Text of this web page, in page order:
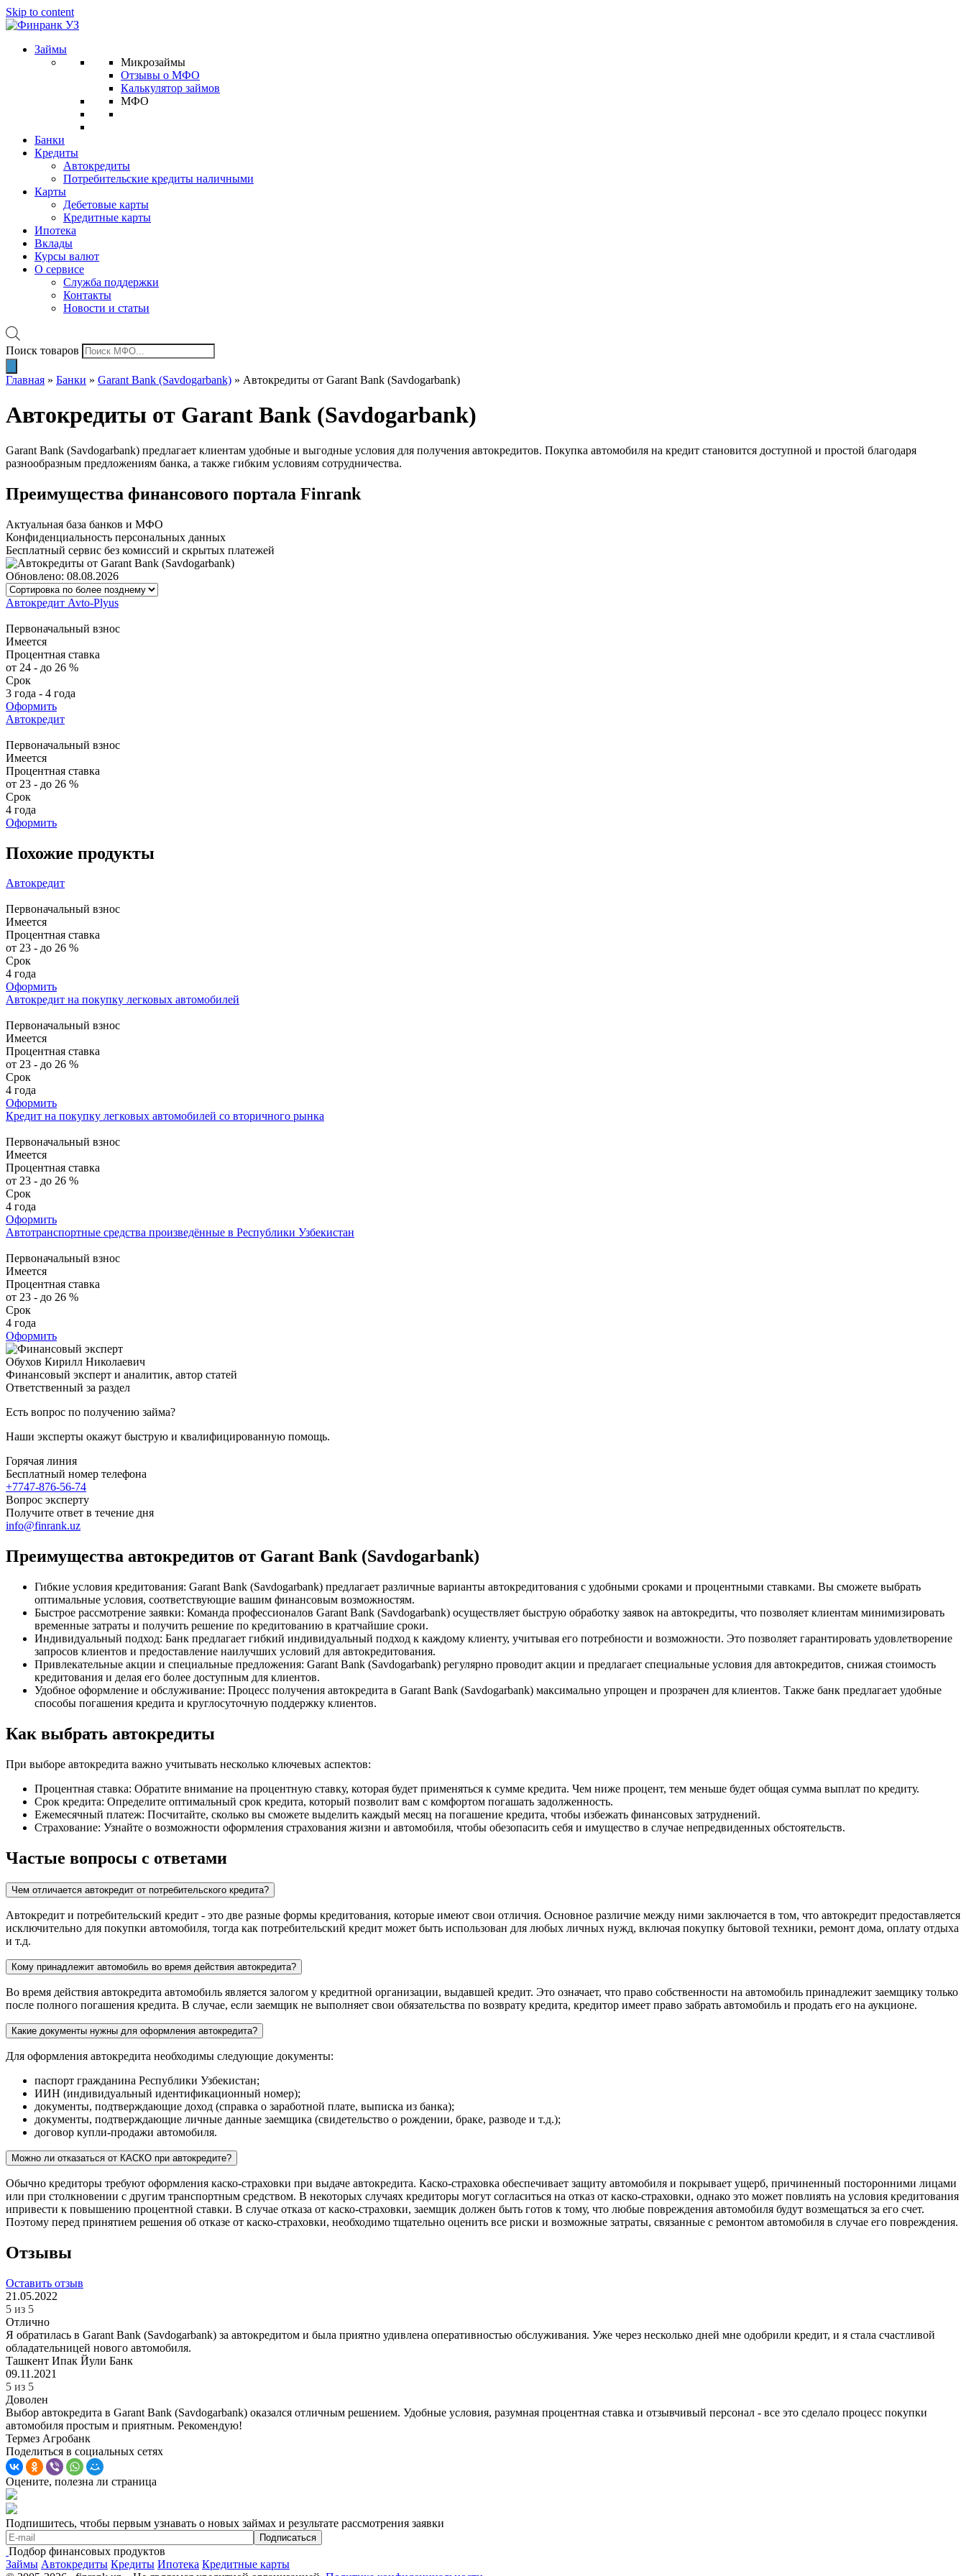
Skip to content
Займы
Микрозаймы
Отзывы о МФО
Калькулятор займов
МФО
Банки
Кредиты
Автокредиты
Потребительские кредиты наличными
Карты
Дебетовые карты
Кредитные карты
Ипотека
Вклады
Курсы валют
О сервисе
Служба поддержки
Контакты
Новости и статьи
Поиск товаров
Главная » Банки » Garant Bank (Savdogarbank) » Автокредиты от Garant Bank (Savdogarbank)
Автокредиты от Garant Bank (Savdogarbank)
Garant Bank (Savdogarbank) предлагает клиентам удобные и выгодные условия для получения автокредитов. Покупка автомобиля на кредит становится доступной и простой благодаря
разнообразным предложениям банка, а также гибким условиям сотрудничества.
Преимущества финансового портала Finrank
Актуальная база банков и МФО
Конфиденциальность персональных данных
Бесплатный сервис без комиссий и скрытых платежей
Обновлено: 08.08.2026
Автокредит Avto-Plyus
Первоначальный взнос
Имеется
Процентная ставка
от 24 - до 26 %
Срок
3 года - 4 года
Оформить
Автокредит
Первоначальный взнос
Имеется
Процентная ставка
от 23 - до 26 %
Срок
4 года
Оформить
Похожие продукты
Автокредит
Первоначальный взнос
Имеется
Процентная ставка
от 23 - до 26 %
Срок
4 года
Оформить
Автокредит на покупку легковых автомобилей
Первоначальный взнос
Имеется
Процентная ставка
от 23 - до 26 %
Срок
4 года
Оформить
Кредит на покупку легковых автомобилей со вторичного рынка
Первоначальный взнос
Имеется
Процентная ставка
от 23 - до 26 %
Срок
4 года
Оформить
Автотранспортные средства произведённые в Республики Узбекистан
Первоначальный взнос
Имеется
Процентная ставка
от 23 - до 26 %
Срок
4 года
Оформить
Обухов Кирилл Николаевич
Финансовый эксперт и аналитик, автор статей
Ответственный за раздел
Есть вопрос по получению займа?
Наши эксперты окажут быструю и квалифицированную помощь.
Горячая линия
Бесплатный номер телефона
+7747-876-56-74
Вопрос эксперту
Получите ответ в течение дня
info@finrank.uz
Преимущества автокредитов от Garant Bank (Savdogarbank)
Гибкие условия кредитования: Garant Bank (Savdogarbank) предлагает различные варианты автокредитования с удобными сроками и процентными ставками. Вы сможете выбрать
оптимальные условия, соответствующие вашим финансовым возможностям.
Быстрое рассмотрение заявки: Команда профессионалов Garant Bank (Savdogarbank) осуществляет быструю обработку заявок на автокредиты, что позволяет клиентам минимизировать
временные затраты и получить решение по кредитованию в кратчайшие сроки.
Индивидуальный подход: Банк предлагает гибкий индивидуальный подход к каждому клиенту, учитывая его потребности и возможности. Это позволяет гарантировать удовлетворение
запросов клиентов и предоставление наилучших условий для автокредитования.
Привлекательные акции и специальные предложения: Garant Bank (Savdogarbank) регулярно проводит акции и предлагает специальные условия для автокредитов, снижая стоимость
кредитования и делая его более доступным для клиентов.
Удобное оформление и обслуживание: Процесс получения автокредита в Garant Bank (Savdogarbank) максимально упрощен и прозрачен для клиентов. Также банк предлагает удобные
способы погашения кредита и круглосуточную поддержку клиентов.
Как выбрать автокредиты
При выборе автокредита важно учитывать несколько ключевых аспектов:
Процентная ставка: Обратите внимание на процентную ставку, которая будет применяться к сумме кредита. Чем ниже процент, тем меньше будет общая сумма выплат по кредиту.
Срок кредита: Определите оптимальный срок кредита, который позволит вам с комфортом погашать задолженность.
Ежемесячный платеж: Посчитайте, сколько вы сможете выделить каждый месяц на погашение кредита, чтобы избежать финансовых затруднений.
Страхование: Узнайте о возможности оформления страхования жизни и автомобиля, чтобы обезопасить себя и имущество в случае непредвиденных обстоятельств.
Частые вопросы с ответами
Чем отличается автокредит от потребительского кредита?
Автокредит и потребительский кредит - это две разные формы кредитования, которые имеют свои отличия. Основное различие между ними заключается в том, что автокредит предоставляется
исключительно для покупки автомобиля, тогда как потребительский кредит может быть использован для любых личных нужд, включая покупку бытовой техники, ремонт дома, оплату отдыха
и т.д.
Кому принадлежит автомобиль во время действия автокредита?
Во время действия автокредита автомобиль является залогом у кредитной организации, выдавшей кредит. Это означает, что право собственности на автомобиль принадлежит заемщику только
после полного погашения кредита. В случае, если заемщик не выполняет свои обязательства по возврату кредита, кредитор имеет право забрать автомобиль и продать его на аукционе.
Какие документы нужны для оформления автокредита?
Для оформления автокредита необходимы следующие документы:
паспорт гражданина Республики Узбекистан;
ИИН (индивидуальный идентификационный номер);
документы, подтверждающие доход (справка о заработной плате, выписка из банка);
документы, подтверждающие личные данные заемщика (свидетельство о рождении, браке, разводе и т.д.);
договор купли-продажи автомобиля.
Можно ли отказаться от КАСКО при автокредите?
Обычно кредиторы требуют оформления каско-страховки при выдаче автокредита. Каско-страховка обеспечивает защиту автомобиля и покрывает ущерб, причиненный посторонними лицами
или при столкновении с другим транспортным средством. В некоторых случаях кредиторы могут согласиться на отказ от каско-страховки, однако это может повлиять на условия кредитования
ипривести к повышению процентной ставки. В случае отказа от каско-страховки, заемщик должен быть готов к тому, что любые повреждения автомобиля будут возмещаться за его счет.
Поэтому перед принятием решения об отказе от каско-страховки, необходимо тщательно оценить все риски и возможные затраты, связанные с ремонтом автомобиля в случае его повреждения.
Отзывы
Оставить отзыв
21.05.2022
5 из 5
Отлично
Я обратилась в Garant Bank (Savdogarbank) за автокредитом и была приятно удивлена оперативностью обслуживания. Уже через несколько дней мне одобрили кредит, и я стала счастливой
обладательницей нового автомобиля.
Ташкент Ипак Йули Банк
09.11.2021
5 из 5
Доволен
Выбор автокредита в Garant Bank (Savdogarbank) оказался отличным решением. Удобные условия, разумная процентная ставка и отзывчивый персонал - все это сделало процесс покупки
автомобиля простым и приятным. Рекомендую!
Термез Агробанк
Поделиться в социальных сетях
Оцените, полезна ли страница
Подпишитесь, чтобы первым узнавать о новых займах и результате рассмотрения заявки
Подбор финансовых продуктов
Займы Автокредиты Кредиты Ипотека Кредитные карты